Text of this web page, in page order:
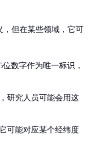
，但在某些领域，它可
位数字作为唯一标识，
研究人员可能会用这
可能对应某个经纬度